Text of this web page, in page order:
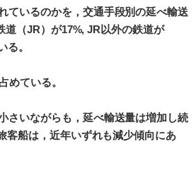
ているのかを，交通手段別の延べ輸送
道（JR）が17%, JR以外の鉄道が
。
めている。
さいながらも，延べ輸送量は増加し続
客船は，近年いずれも減少傾向にあ